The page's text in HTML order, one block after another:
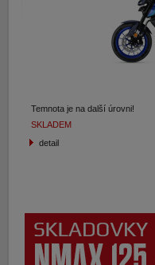
Temnota je na další úrovni!
SKLADEM
detail